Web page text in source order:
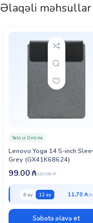
Çantanın öndə və yan
ilə əyləncəli bir görünüş əldə
rahatlığıdır. Dəyişik
olaraq hazırlanmışdır.
əşyalarınızı təhlükəsiz
Lenovo IdeaPad Gaming
üçün mükəmməl bir
Əlaqəli məhsullar
Lenovo Yoga 14.5-inch
Grey (GX41K68624)
Yalnız Online
119.00₼
99.00₼
6 ay 12 ay 11,70 ₼
Səbətə əlavə et